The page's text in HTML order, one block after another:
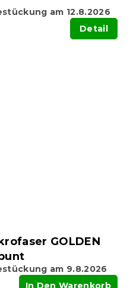
am 12.8.2026
Detail
GOLDEN
am 9.8.2026
In Den Warenkorb